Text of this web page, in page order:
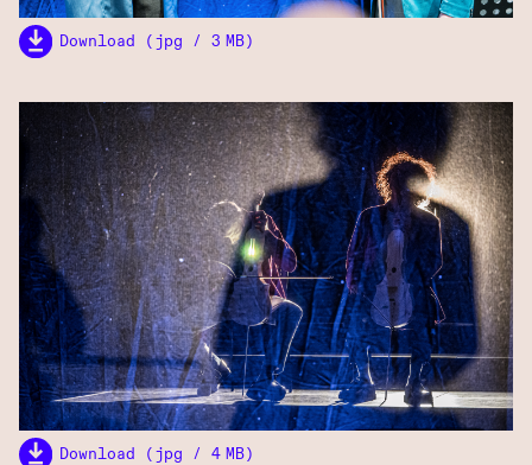
Download (jpg / 3 MB)
Download (jpg / 4 MB)